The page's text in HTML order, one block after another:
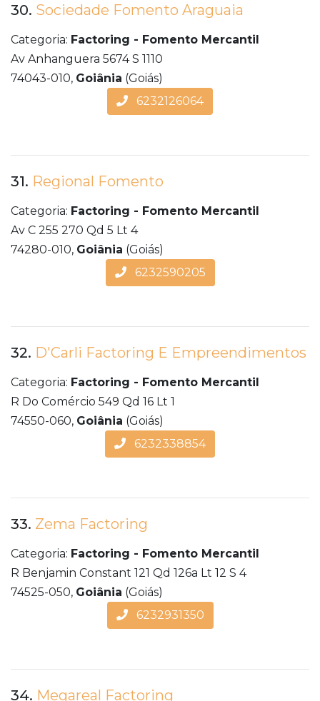
30. Sociedade Fomento Araguaia
Categoria: Factoring - Fomento Mercantil
Av Anhanguera 5674 S 1110
74043-010, Goiânia (Goiás)
6232126064
31. Regional Fomento
Categoria: Factoring - Fomento Mercantil
Av C 255 270 Qd 5 Lt 4
74280-010, Goiânia (Goiás)
6232590205
32. D'Carli Factoring E Empreendimentos
Categoria: Factoring - Fomento Mercantil
R Do Comércio 549 Qd 16 Lt 1
74550-060, Goiânia (Goiás)
6232338854
33. Zema Factoring
Categoria: Factoring - Fomento Mercantil
R Benjamin Constant 121 Qd 126a Lt 12 S 4
74525-050, Goiânia (Goiás)
6232931350
34. Megareal Factoring